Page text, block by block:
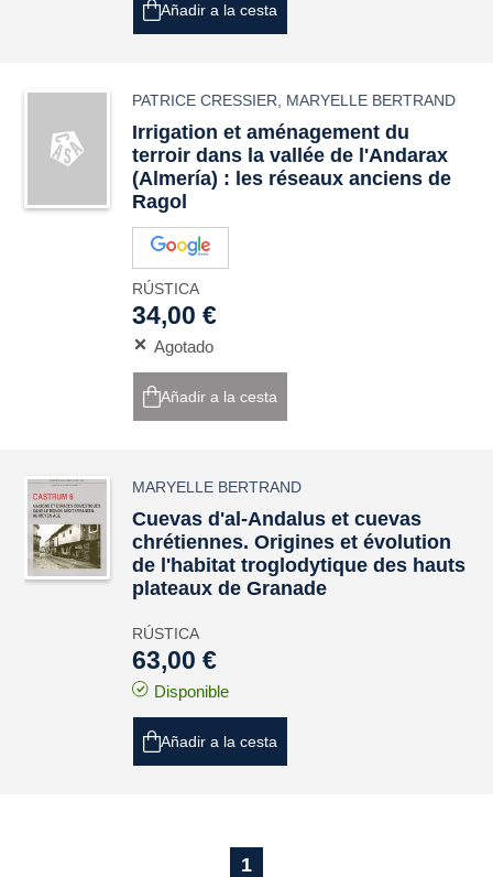
Añadir a la cesta
PATRICE CRESSIER MARYELLE BERTRAND
Irrigation et aménagement du
terroir dans la vallée de l'Andarax
(Almería) : les réseaux anciens de
Ragol
RÚSTICA
34,00 €
Agotado
Añadir a la cesta
MARYELLE BERTRAND
Cuevas d'al-Andalus et cuevas
chrétiennes. Origines et évolution
de l'habitat troglodytique des hauts
plateaux de Granade
RÚSTICA
63,00 €
Disponible
Añadir a la cesta
1